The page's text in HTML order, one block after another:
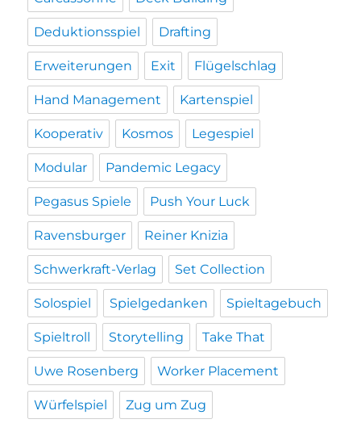
Deduktionsspiel Drafting
Erweiterungen Exit Flügelschlag
Hand Management Kartenspiel
Kooperativ Kosmos Legespiel
Modular Pandemic Legacy
Pegasus Spiele Push Your Luck
Ravensburger Reiner Knizia
Schwerkraft-Verlag Set Collection
Solospiel Spielgedanken Spieltagebuch
Spieltroll Storytelling Take That
Uwe Rosenberg Worker Placement
Würfelspiel Zug um Zug